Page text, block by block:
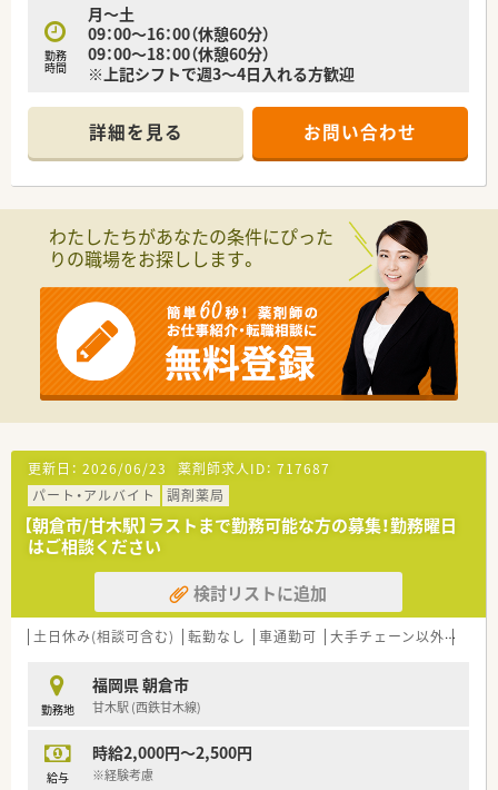
勤務
時間
月〜土
09：00〜16：00（休憩60分）
09：00〜18：00（休憩60分）
※上記シフトで週3～4日入れる方歓迎
詳細を見る お問い合わせ
わたしたちがあなたの条件にぴった
りの職場をお探しします。
更新日： 2026/06/23 薬剤師求人ID： 717687
パート・アルバイト
調剤薬局
【朝倉市/甘木駅】ラストまで勤務可能な方の募集！勤務曜日
はご相談ください
検討リストに追加
土日休み(相談可含む) 転勤なし 車通勤可 大手チェーン以外
勤務地
福岡県 朝倉市
甘木駅 (西鉄甘木線)
給与
時給2,000円～2,500円
※経験考慮